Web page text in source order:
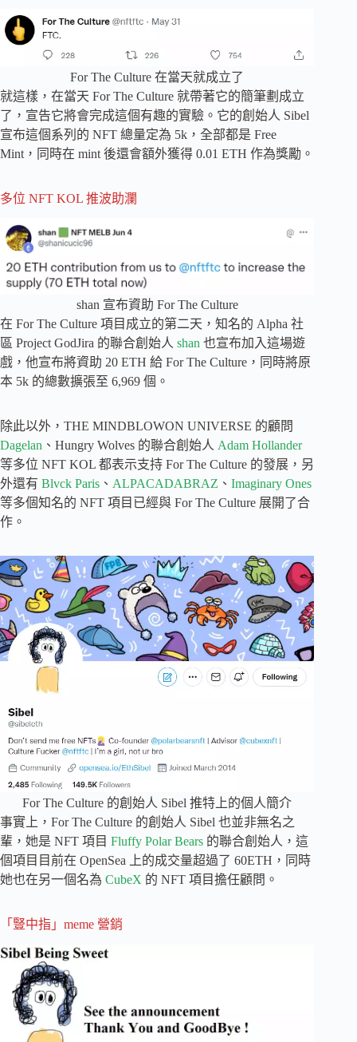
For The Culture 在當天就成立了
就這樣，在當天 For The Culture 就帶著它的簡筆劃成立
了，宣告它將會完成這個有趣的實驗。它的創始人 Sibel
宣布這個系列的 NFT 總量定為 5k，全部都是 Free
Mint，同時在 mint 後還會額外獲得 0.01 ETH 作為獎勵。
多位 NFT KOL 推波助瀾
shan 宣布資助 For The Culture
在 For The Culture 項目成立的第二天，知名的 Alpha 社
區 Project GodJira 的聯合創始人 shan 也宣布加入這場遊
戲，他宣布將資助 20 ETH 給 For The Culture，同時將原
本 5k 的總數擴張至 6,969 個。
除此以外，THE MINDBLOWON UNIVERSE 的顧問
Dagelan 、Hungry Wolves 的聯合創始人 Adam Hollander
等多位 NFT KOL 都表示支持 For The Culture 的發展，另
外還有 Blvck Paris 、 ALPACADABRAZ 、 Imaginary Ones
等多個知名的 NFT 項目已經與 For The Culture 展開了合
作。
For The Culture 的創始人 Sibel 推特上的個人簡介
事實上，For The Culture 的創始人 Sibel 也並非無名之
輩，她是 NFT 項目 Fluffy Polar Bears 的聯合創始人，這
個項目目前在 OpenSea 上的成交量超過了 60ETH，同時
她也在另一個名為 CubeX 的 NFT 項目擔任顧問。
「豎中指」meme 營銷